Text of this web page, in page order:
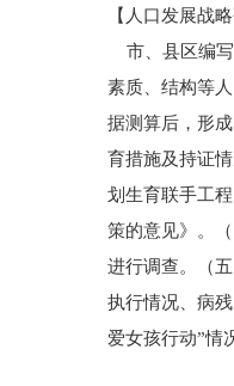
【人口发展战略
市、县区编写
素质、结构等
据测算后，形
育措施及持证
划生育联手工
策的意见》。
进行调查。（
执行情况、病
爱女孩行动”情